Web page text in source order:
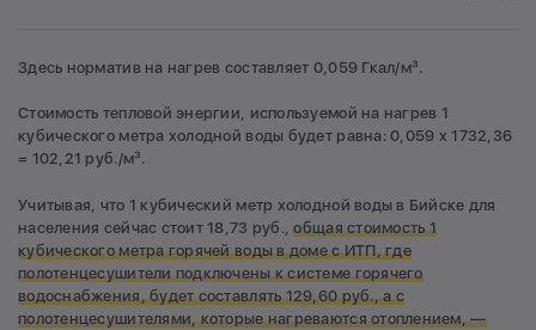
Здесь норматив на нагрев составляет 0,059 Гкал/м³.
Стоимость тепловой энергии, используемой на нагрев 1
кубического метра холодной воды будет равна: 0,059 х 1732,36
= 102,21 руб./м³.
Учитывая, что 1 кубический метр холодной воды в Бийске для
населения сейчас стоит 18,73 руб.,общая стоимость 1
кубического метра горячей воды в доме с ИТП, где
полотенцесушители подключены к системе горячего
водоснабжения, будет составлять 129,60 руб., а с
полотенцесушителями, которые нагреваются отоплением, —